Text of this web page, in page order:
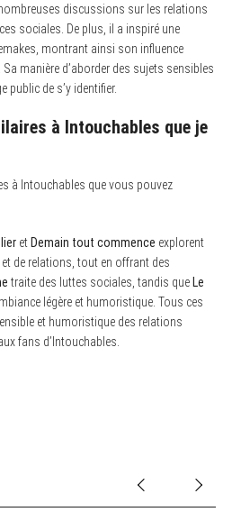
discussions sur les relations
sociales. De plus, il a inspiré une
montrant ainsi son influence
manière d’aborder des sujets sensibles
public de s’y identifier.
à Intouchables que je
à Intouchables que vous pouvez
etDemain tout commence explorent
de relations, tout en offrant des
traite des luttes sociales, tandis queLe
légère et humoristique. Tous ces
et humoristique des relations
fans d’Intouchables.